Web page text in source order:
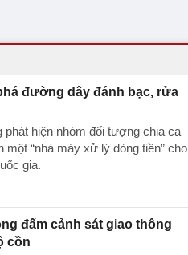
đường dây đánh bạc, rửa
phát hiện nhóm đối tượng chia ca
một “nhà máy xử lý dòng tiền” cho
gia.
đấm cảnh sát giao thông
cồn